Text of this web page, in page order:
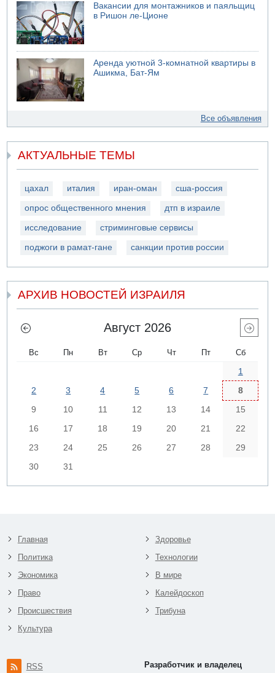
Вакансии для монтажников и паяльщиц
в Ришон ле-Ционе
Аренда уютной 3-комнатной квартиры в
Ашикма, Бат-Ям
Все объявления
АКТУАЛЬНЫЕ ТЕМЫ
цахал италия иран-оман сша-россия
опрос общественного мнения дтп в израиле
исследование стриминговые сервисы
поджоги в рамат-гане санкции против россии
АРХИВ НОВОСТЕЙ ИЗРАИЛЯ
Август 2026
Вс Пн Вт Ср Чт Пт Сб
1
2
3 4 5 6 7
8
9
10 11 12 13 14
15
16
17 18 19 20 21
22
23
24 25 26 27 28
29
30
31
Главная
Политика
Экономика
Право
Происшествия
Культура
Здоровье
Технологии
В мире
Калейдоскоп
Трибуна
RSS
Разработчик и владелец